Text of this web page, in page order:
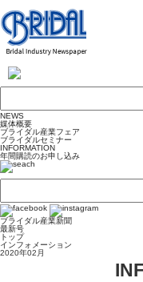
NEWS
媒体概要
ブライダル産業フェア
ブライダルセミナー
INFORMATION
年間購読のお申し込み
ブライダル産業新聞
最新号
トップ
インフォメーション
2020年02月